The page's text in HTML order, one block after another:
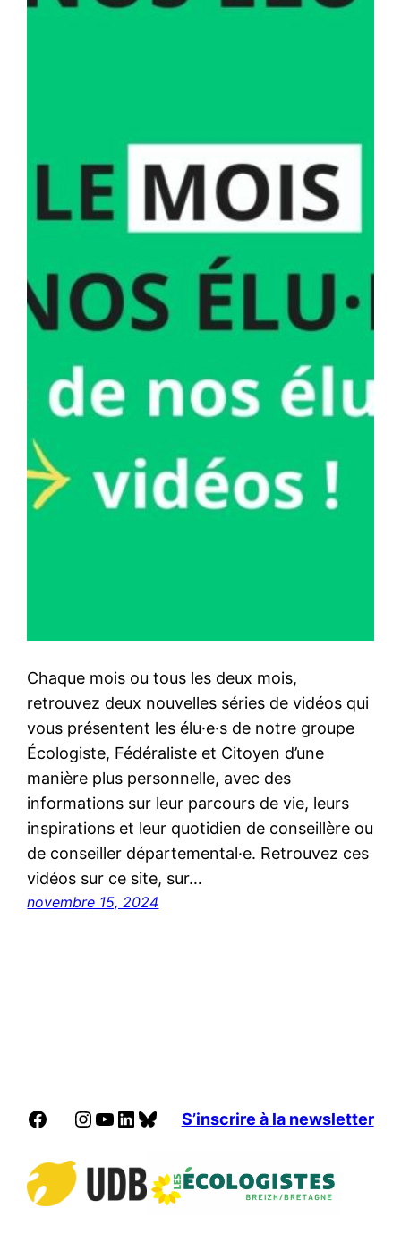
Chaque mois ou tous les deux mois,
retrouvez deux nouvelles séries de vidéos qui
vous présentent les élu·e·s de notre groupe
Écologiste, Fédéraliste et Citoyen d’une
manière plus personnelle, avec des
informations sur leur parcours de vie, leurs
inspirations et leur quotidien de conseillère ou
de conseiller départemental·e. Retrouvez ces
vidéos sur ce site, sur…
novembre 15, 2024
Facebook
Instagram
YouTube
LinkedIn
BlueskyS’inscrire à la newsletter